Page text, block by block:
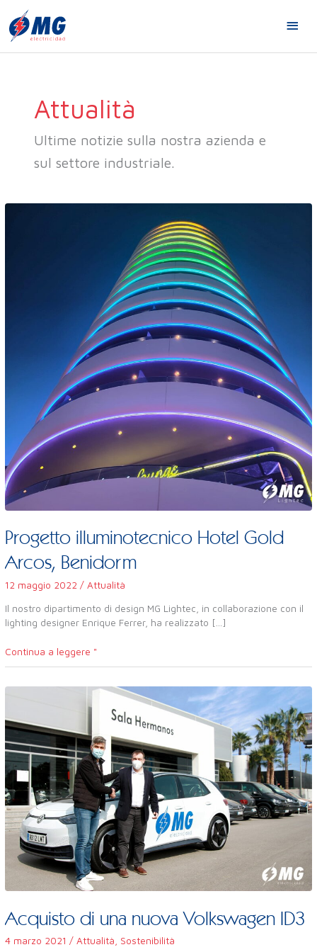
contenuto
Attualità
Ultime notizie sulla nostra azienda e
sul settore industriale.
Progetto illuminotecnico Hotel Gold
Arcos, Benidorm
12 maggio 2022/Attualità
Il nostro dipartimento di design MG Lightec, in collaborazione con il
lighting designer Enrique Ferrer, ha realizzato [...]
Continua a leggere "
Acquisto di una nuova Volkswagen ID3
4 marzo 2021/Attualità Sostenibilità
una
nuova
Volkswagen
ID3